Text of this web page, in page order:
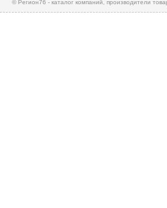
© Регион76 - каталог компаний, производители